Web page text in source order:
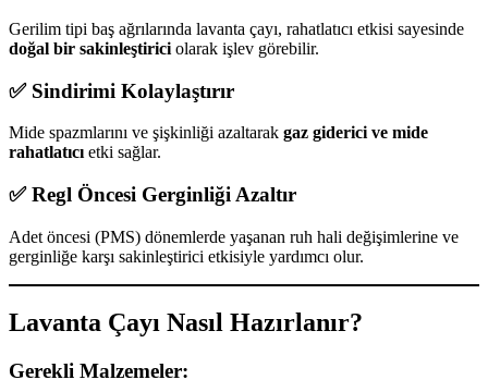
Gerilim tipi baş ağrılarında lavanta çayı, rahatlatıcı etkisi sayesinde
doğal bir sakinleştirici olarak işlev görebilir.
✅ Sindirimi Kolaylaştırır
Mide spazmlarını ve şişkinliği azaltarak gaz giderici ve mide
rahatlatıcı etki sağlar.
✅ Regl Öncesi Gerginliği Azaltır
Adet öncesi (PMS) dönemlerde yaşanan ruh hali değişimlerine ve
gerginliğe karşı sakinleştirici etkisiyle yardımcı olur.
Lavanta Çayı Nasıl Hazırlanır?
Gerekli Malzemeler: